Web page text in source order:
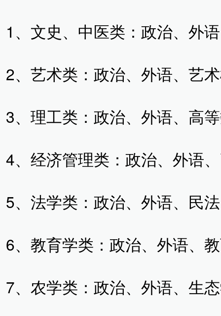
1、文史、中医类：政治、外
2、艺术类：政治、外语、艺
3、理工类：政治、外语、高
4、经济管理类：政治、外语
5、法学类：政治、外语、民
6、教育学类：政治、外语、
7、农学类：政治、外语、生